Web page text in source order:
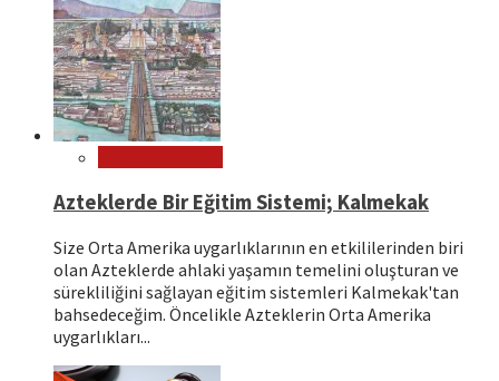
Azteklerde Bir Eğitim Sistemi; Kalmekak
Size Orta Amerika uygarlıklarının en etkililerinden biri
olan Azteklerde ahlaki yaşamın temelini oluşturan ve
sürekliliğini sağlayan eğitim sistemleri Kalmekak'tan
bahsedeceğim. Öncelikle Azteklerin Orta Amerika
uygarlıkları...